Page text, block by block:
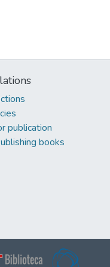
publication
books